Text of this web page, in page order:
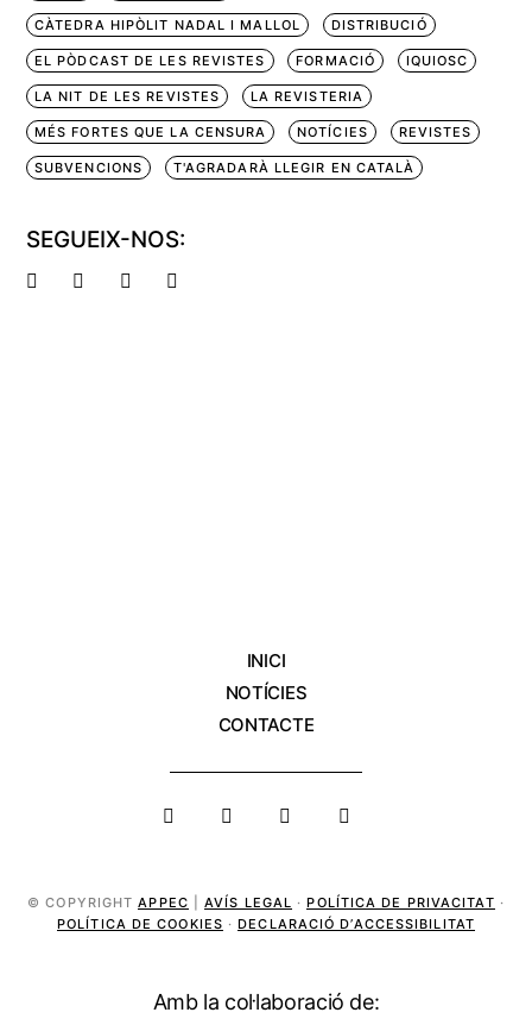
CÀTEDRA HIPÒLIT NADAL I MALLOL DISTRIBUCIÓ
EL PÒDCAST DE LES REVISTES FORMACIÓ IQUIOSC
LA NIT DE LES REVISTES LA REVISTERIA
MÉS FORTES QUE LA CENSURA NOTÍCIES REVISTES
SUBVENCIONS T'AGRADARÀ LLEGIR EN CATALÀ
SEGUEIX-NOS:
INICI
NOTÍCIES
CONTACTE
© COPYRIGHTAPPEC |AVÍS LEGAL ·POLÍTICA DE PRIVACITAT ·
POLÍTICA DE COOKIES ·DECLARACIÓ D’ACCESSIBILITAT
Amb la col·laboració de: